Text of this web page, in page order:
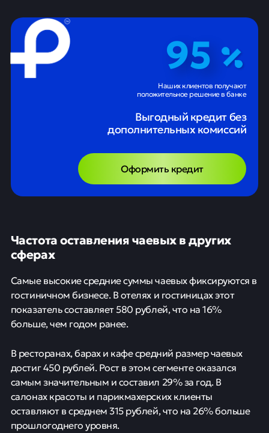
95
Наших клиентов получают
положительное решение в банке
Выгодный кредит без
дополнительных комиссий
Оформить кредит
Частота оставления чаевых в других
сферах
Самые высокие средние суммы чаевых фиксируются в
гостиничном бизнесе. В отелях и гостиницах этот
показатель составляет 580 рублей, что на 16%
больше, чем годом ранее.
В ресторанах, барах и кафе средний размер чаевых
достиг 450 рублей. Рост в этом сегменте оказался
самым значительным и составил 29% за год. В
салонах красоты и парикмахерских клиенты
оставляют в среднем 315 рублей, что на 26% больше
прошлогоднего уровня.